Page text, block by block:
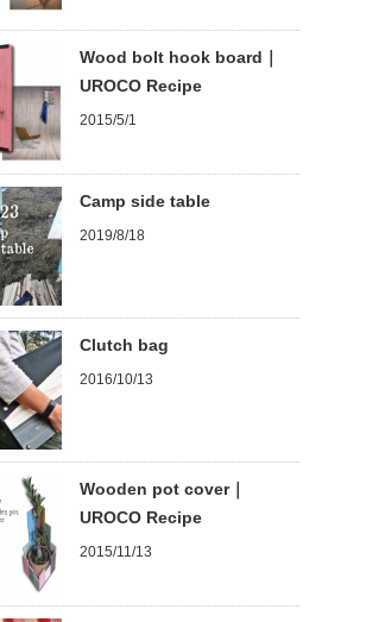
Wood bolt hook board｜
UROCO Recipe
2015/5/1
Camp side table
2019/8/18
Clutch bag
2016/10/13
Wooden pot cover｜
UROCO Recipe
2015/11/13